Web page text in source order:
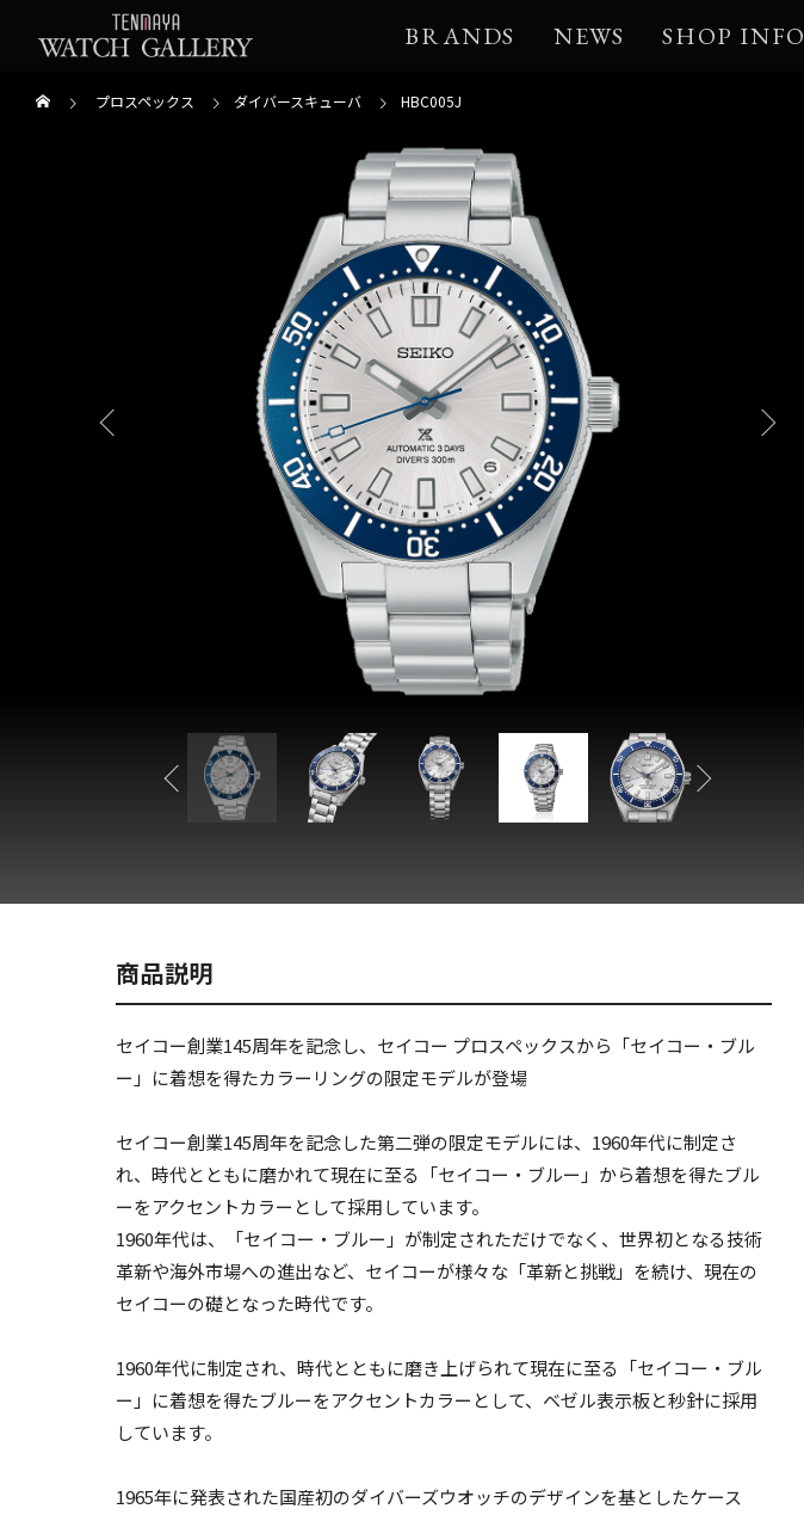
BRANDS NEWS SHOP INFO
プロスペックス ダイバースキューバ HBC005J
商品説明
セイコー創業145周年を記念し、セイコー プロスペックスから「セイコー・ブル
ー」に着想を得たカラーリングの限定モデルが登場
セイコー創業145周年を記念した第二弾の限定モデルには、1960年代に制定さ
れ、時代とともに磨かれて現在に至る「セイコー・ブルー」から着想を得たブル
ーをアクセントカラーとして採用しています。
1960年代は、「セイコー・ブルー」が制定されただけでなく、世界初となる技術
革新や海外市場への進出など、セイコーが様々な「革新と挑戦」を続け、現在の
セイコーの礎となった時代です。
1960年代に制定され、時代とともに磨き上げられて現在に至る「セイコー・ブル
ー」に着想を得たブルーをアクセントカラーとして、ベゼル表示板と秒針に採用
しています。
1965年に発表された国産初のダイバーズウオッチのデザインを基としたケース